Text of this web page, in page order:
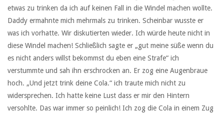
etwas zu trinken da ich auf keinen Fall in die Windel machen wollte.
Daddy ermahnte mich mehrmals zu trinken. Scheinbar wusste er
was ich vorhatte. Wir diskutierten wieder. Ich würde heute nicht in
diese Windel machen! Schließlich sagte er „gut meine süße wenn du
es nicht anders willst bekommst du eben eine Strafe“ ich
verstummte und sah ihn erschrocken an. Er zog eine Augenbraue
hoch. „Und jetzt trink deine Cola.“ ich traute mich nicht zu
widersprechen. Ich hatte keine Lust dass er mir den Hintern
versohlte. Das war immer so peinlich! Ich zog die Cola in einem Zug